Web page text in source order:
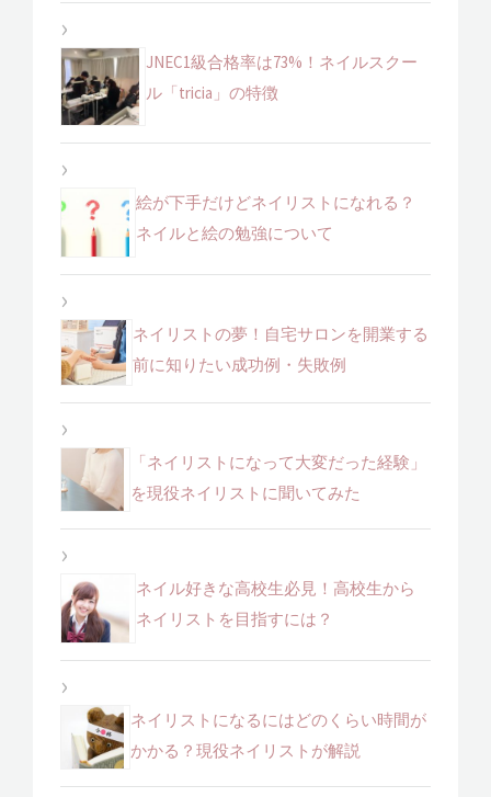
JNEC1級合格率は73%！ネイルスクー
ル「tricia」の特徴
絵が下手だけどネイリストになれる？
ネイルと絵の勉強について
ネイリストの夢！自宅サロンを開業する
前に知りたい成功例・失敗例
「ネイリストになって大変だった経験」
を現役ネイリストに聞いてみた
ネイル好きな高校生必見！高校生から
ネイリストを目指すには？
ネイリストになるにはどのくらい時間が
かかる？現役ネイリストが解説